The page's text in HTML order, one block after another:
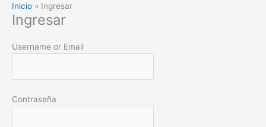
Inicio Ingresar
Ingresar
Username or Email
Contraseña